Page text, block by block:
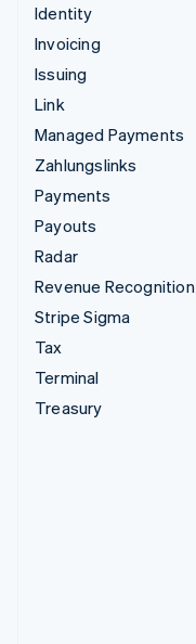
Identity
Invoicing
Issuing
Link
Managed Payments
Zahlungslinks
Payments
Payouts
Radar
Revenue Recognition
Stripe Sigma
Tax
Terminal
Treasury